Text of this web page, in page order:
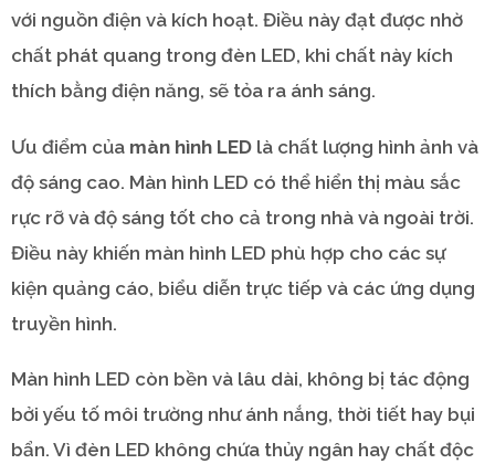
với nguồn điện và kích hoạt. Điều này đạt được nhờ
chất phát quang trong đèn LED, khi chất này kích
thích bằng điện năng, sẽ tỏa ra ánh sáng.
Ưu điểm của màn hình LED là chất lượng hình ảnh và
độ sáng cao. Màn hình LED có thể hiển thị màu sắc
rực rỡ và độ sáng tốt cho cả trong nhà và ngoài trời.
Điều này khiến màn hình LED phù hợp cho các sự
kiện quảng cáo, biểu diễn trực tiếp và các ứng dụng
truyền hình.
Màn hình LED còn bền và lâu dài, không bị tác động
bởi yếu tố môi trường như ánh nắng, thời tiết hay bụi
bẩn. Vì đèn LED không chứa thủy ngân hay chất độc